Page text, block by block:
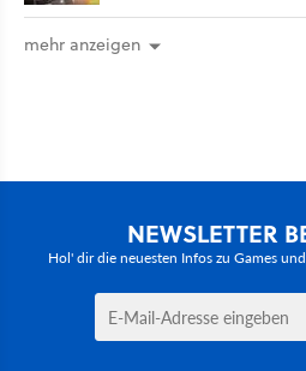
mehr anzeigen
NEWSLETTER
Hol' dir die neuesten Infos zu Games